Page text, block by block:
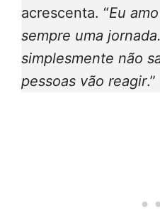
acrescenta. “Eu
sempre uma
simplesmente não
pessoas vão reagir.”